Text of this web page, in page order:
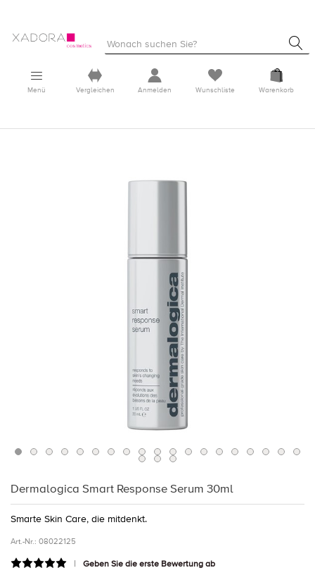
Menü Vergleichen Anmelden Wunschliste Warenkorb
Dermalogica Smart Response Serum 30ml
Smarte Skin Care, die mitdenkt.
Art.-Nr.: 08022125
Geben Sie die erste Bewertung ab